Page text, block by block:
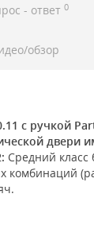
- ответ 0
обзор
с ручкой
двери
Средний класс
комбинаций